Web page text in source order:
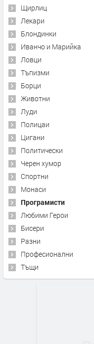
Щирлиц
Лекари
Блондинки
Иванчо и Марийка
Ловци
Тъпизми
Борци
Животни
Луди
Полицаи
Цигани
Политически
Черен хумор
Спортни
Монаси
Програмисти
Любими Герои
Бисери
Разни
Професионални
Тъщи